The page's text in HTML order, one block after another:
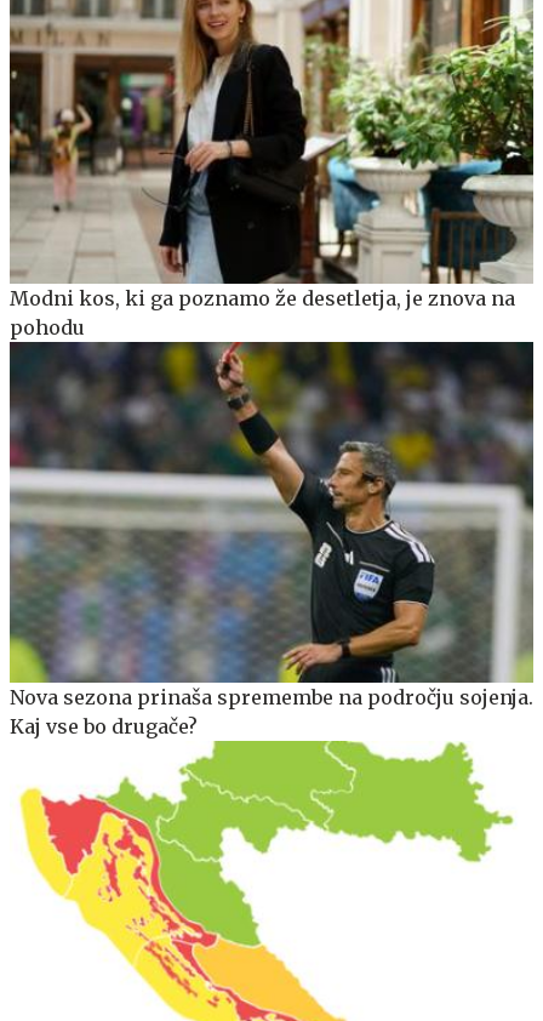
Modni kos, ki ga poznamo že desetletja, je znova na
pohodu
Nova sezona prinaša spremembe na področju sojenja.
Kaj vse bo drugače?